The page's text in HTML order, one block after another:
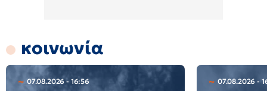
κοινωνία
07.08.2026 - 16:56 07.08.2026 -